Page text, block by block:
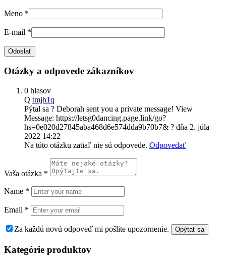
Meno *
E-mail *
Otázky a odpovede zákazníkov
0 hlasov
Q tmjh1q
Pýtal sa ? Deborah sent you a private message! View
Message: https://letsg0dancing.page.link/go?
hs=0e020d27845aba468d6e574dda9b70b7& ? dňa 2. júla
2022 14:22
Na túto otázku zatiaľ nie sú odpovede. Odpovedať
Vaša otázka *
Name *
Email *
Za každú novú odpoveď mi pošlite upozornenie.
Kategórie produktov